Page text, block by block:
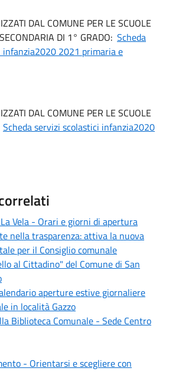
DAL COMUNE PER LE SCUOLE
DI 1° GRADO: Scheda
infanzia2020 2021 primaria e
DAL COMUNE PER LE SCUOLE
Scheda servizi scolastici infanzia2020
Vela - Orari e giorni di apertura
nella trasparenza: attiva la nuova
per il Consiglio comunale
al Cittadino" del Comune di San
aperture estive giornaliere
in località Gazzo
Biblioteca Comunale - Sede Centro
- Orientarsi e scegliere con